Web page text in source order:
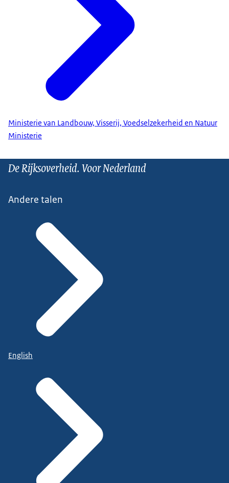
Ministerie van Landbouw, Visserij, Voedselzekerheid en Natuur
Ministerie
De Rijksoverheid. Voor Nederland
Andere talen
English